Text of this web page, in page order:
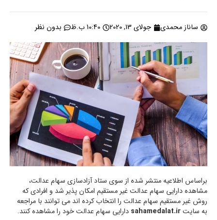
ساناز محمدی جولای 13, 2020 10:40 ب.ظ بدون نظر
براساس اطلاعیه منتشر شده از سوی ستاد آزادسازی سهام عدالت،
مشاهده دارایی سهام عدالت غیر مستقیم امکان پذیر شد و افرادی که
روش غیر مستقیم سهام عدالت را انتخاب کرده اند می توانند با مراجعه
به سایتsahamedalat.ir دارایی سهام عدالت خود را مشاهده کنند.